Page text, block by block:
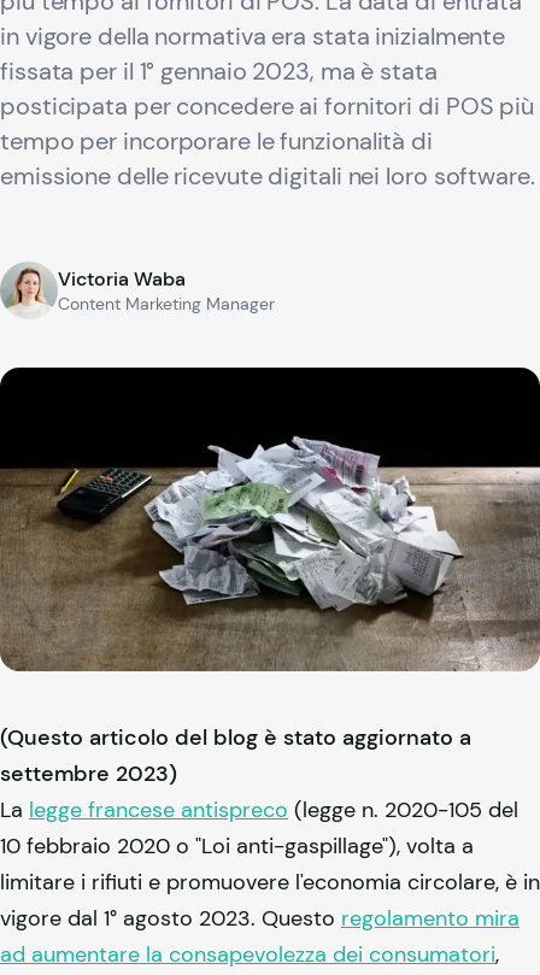
in vigore della normativa era stata inizialmente
fissata per il 1° gennaio 2023, ma è stata
posticipata per concedere ai fornitori di POS più
tempo per incorporare le funzionalità di
emissione delle ricevute digitali nei loro software.
Victoria Waba
Content Marketing Manager
(Questo articolo del blog è stato aggiornato a
settembre 2023)
La legge francese antispreco (legge n. 2020-105 del
10 febbraio 2020 o "Loi anti-gaspillage"), volta a
limitare i rifiuti e promuovere l'economia circolare, è in
vigore dal 1° agosto 2023. Questo regolamento mira
ad aumentare la consapevolezza dei consumatori,